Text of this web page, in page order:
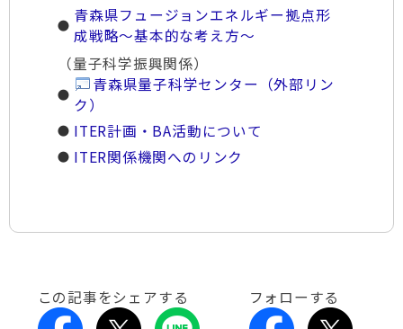
青森県フュージョンエネルギー拠点形
成戦略～基本的な考え方～
（量子科学振興関係）
青森県量子科学センター（外部リン
ク）
ITER計画・BA活動について
ITER関係機関へのリンク
この記事をシェアする フォローする